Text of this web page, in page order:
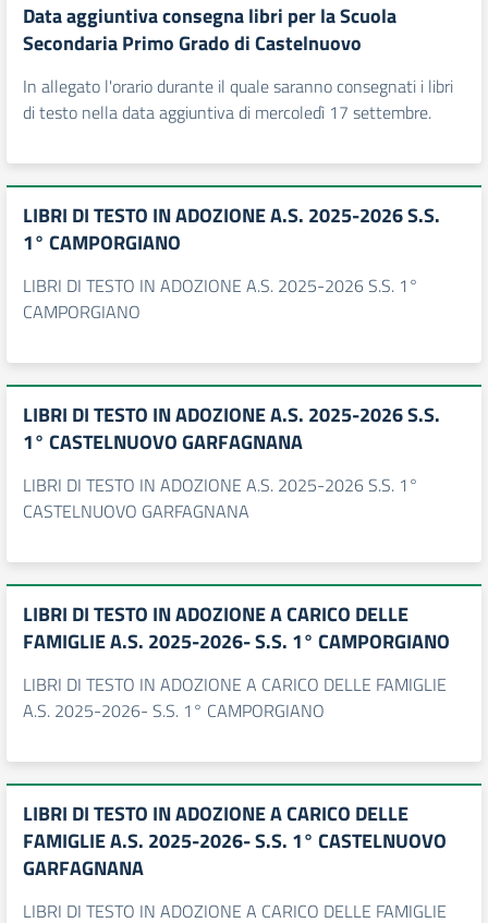
Data aggiuntiva consegna libri per la Scuola
Secondaria Primo Grado di Castelnuovo
In allegato l'orario durante il quale saranno consegnati i libri
di testo nella data aggiuntiva di mercoledì 17 settembre.
LIBRI DI TESTO IN ADOZIONE A.S. 2025-2026 S.S.
1° CAMPORGIANO
LIBRI DI TESTO IN ADOZIONE A.S. 2025-2026 S.S. 1°
CAMPORGIANO
LIBRI DI TESTO IN ADOZIONE A.S. 2025-2026 S.S.
1° CASTELNUOVO GARFAGNANA
LIBRI DI TESTO IN ADOZIONE A.S. 2025-2026 S.S. 1°
CASTELNUOVO GARFAGNANA
LIBRI DI TESTO IN ADOZIONE A CARICO DELLE
FAMIGLIE A.S. 2025-2026- S.S. 1° CAMPORGIANO
LIBRI DI TESTO IN ADOZIONE A CARICO DELLE FAMIGLIE
A.S. 2025-2026- S.S. 1° CAMPORGIANO
LIBRI DI TESTO IN ADOZIONE A CARICO DELLE
FAMIGLIE A.S. 2025-2026- S.S. 1° CASTELNUOVO
GARFAGNANA
LIBRI DI TESTO IN ADOZIONE A CARICO DELLE FAMIGLIE